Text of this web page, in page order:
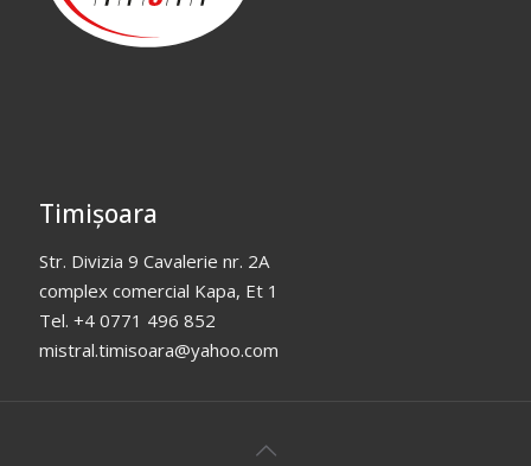
Timișoara
Str. Divizia 9 Cavalerie nr. 2A
complex comercial Kapa, Et 1
Tel. +4 0771 496 852
mistral.timisoara@yahoo.com